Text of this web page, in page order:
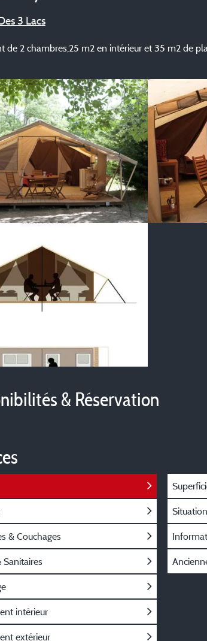
3 Lacs
de 2 chambres,25 m2 en intérieur et 35 m2 de
& Réservation
& Couchages
Sanitaires
intérieur
extérieur
Situation